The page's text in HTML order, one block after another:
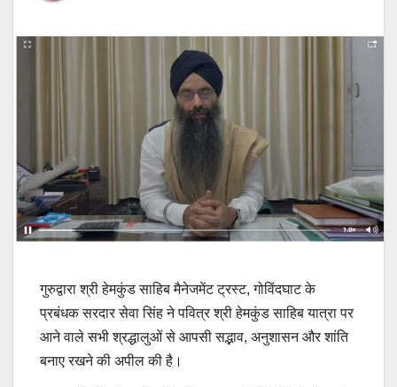
गुरुद्वारा श्री हेमकुंड साहिब मैनेजमेंट ट्रस्ट, गोविंदघाट के
प्रबंधक सरदार सेवा सिंह ने पवित्र श्री हेमकुंड साहिब यात्रा पर
आने वाले सभी श्रद्धालुओं से आपसी सद्भाव, अनुशासन और शांति
बनाए रखने की अपील की है।